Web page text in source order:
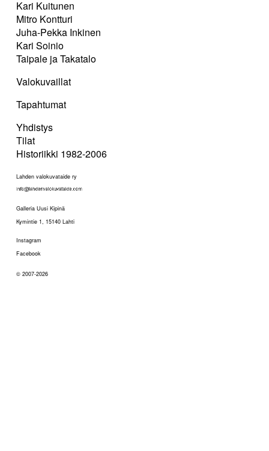
Kari Kuitunen
Mitro Kontturi
Juha-Pekka Inkinen
Kari Soinio
Taipale ja Takatalo
Valokuvaillat
Tapahtumat
Yhdistys
Tilat
Historiikki 1982-2006
Lahden valokuvataide ry
Galleria Uusi Kipinä
Kymintie 1, 15140 Lahti
Instagram
Facebook
© 2007-2026